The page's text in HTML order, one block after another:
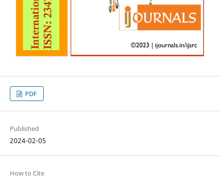
PDF
Published
2024-02-05
How to Cite